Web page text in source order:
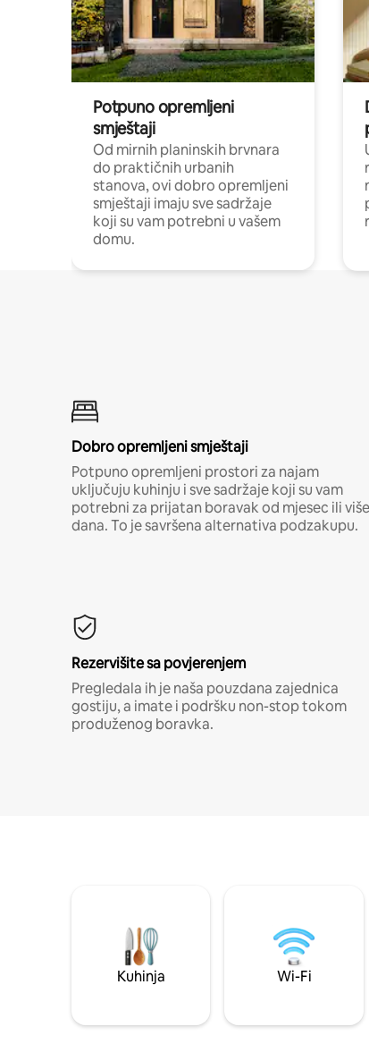
Potpuno opremljeni
smještaji
Od mirnih planinskih brvnara
do praktičnih urbanih
stanova, ovi dobro opremljeni
smještaji imaju sve sadržaje
koji su vam potrebni u vašem
domu.
Dobro opremljeni smještaji
Potpuno opremljeni prostori za najam
uključuju kuhinju i sve sadržaje koji su vam
potrebni za prijatan boravak od mjesec ili više
dana. To je savršena alternativa podzakupu.
Rezervišite sa povjerenjem
Pregledala ih je naša pouzdana zajednica
gostiju, a imate i podršku non-stop tokom
produženog boravka.
Kuhinja Wi-Fi